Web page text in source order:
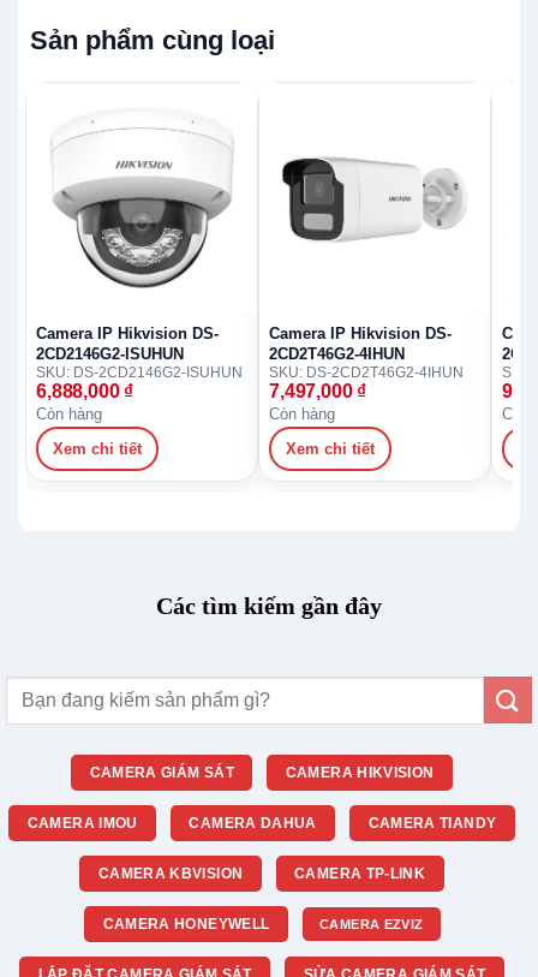
Sản phẩm cùng loại
Camera IP Hikvision DS-
2CD2146G2-ISUHUN
SKU: DS-2CD2146G2-ISUHUN
6,888,000 ₫
Còn hàng
Xem chi tiết
Camera IP Hikvision DS-
2CD2T46G2-4IHUN
SKU: DS-2CD2T46G2-4IHUN
7,497,000 ₫
Còn hàng
Xem chi tiết
Còn
Các tìm kiếm gần đây
Tìm
CAMERA GIÁM SÁT CAMERA HIKVISION
CAMERA IMOU CAMERA DAHUA CAMERA TIANDY
CAMERA KBVISION CAMERA TP-LINK
CAMERA HONEYWELL CAMERA EZVIZ